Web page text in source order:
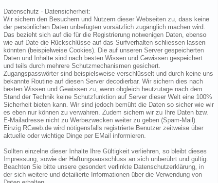
Datenschutz - Datensicherheit:
Wir sichern den Besuchern und Nutzern dieser Webseiten zu, dass keine
der persönlichen Daten unbefügten vorsätzlich zugänglich machen wird.
Das bezieht sich auf die für die Registrierung notwenigen Daten, ebenso
wie auf Date die Rückschlüsse auf das Surfverhalten schliessen lassen
könnten (beispielweise Cookies). Die auf unseren Server gespeicherten
Daten und Inhalte sind nach besten Wissen und Gewissen gespeichert
und teils durch mehrere Schutzmechanismen gesichert.
Zugangspasswörter sind beispielsweise verschlüsselt und durch keine uns
bekannte Routine auf diesen Server decodierbar. Wir sichern dies nach
besten Wissen und Gewissen zu, wenn obgleich heutzutage nach dem
Stand der Technik keine Schutzfunktion auf Server dieser Welt eine 100%
Sicherheit bieten kann. Wir sind jedoch bemüht die Daten so sicher wie wir
es eben nur können zu verwahren. Zudem sichern wir zu Ihre Daten bzw.
E-Mailadresse nicht zu Werbezwecken weiter zu geben (Spam-Mail).
Einzig RCweb.de wird nötigensfalls registrierte Benutzer zeitweise über
aktuelle oder wichtige Dinge per EMail informieren.
Sollten einzelne dieser Inhalte Ihre Gültigkeit verliehren, so bleibt dieses
Impressung, sowie der Haftungsausschluss an sich unberührt und gültig.
Beachten Sie bitte unsere gesondert verlinkte Datenschutzerklärung, in
der sich weitere und detailierte Informationen über die Verwendung von